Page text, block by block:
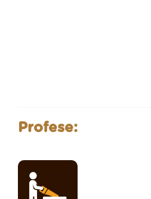
Profese: